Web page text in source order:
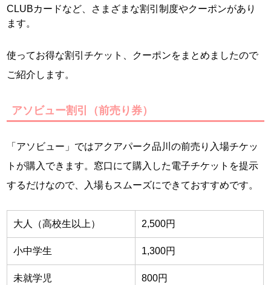
CLUBカードなど、さまざまな割引制度やクーポンがあり
ます。
使ってお得な割引チケット、クーポンをまとめましたので
ご紹介します。
アソビュー割引（前売り券）
「アソビュー」ではアクアパーク品川の前売り入場チケッ
トが購入できます。窓口にて購入した電子チケットを提示
するだけなので、入場もスムーズにできておすすめです。
大人（高校生以上） 2,500円
小中学生 1,300円
未就学児 800円